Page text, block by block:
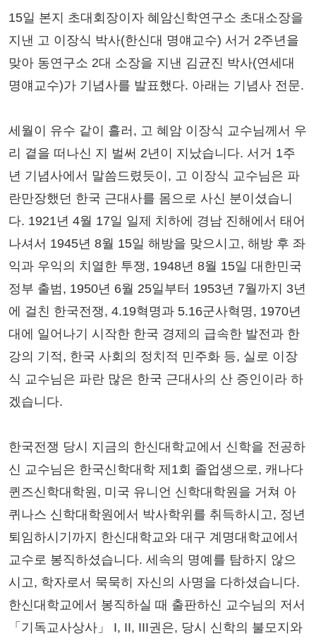
15일 본지 초대회장이자 혜암신학연구소 초대소장을
지낸 고 이장식 박사(한신대 명얘교수) 서거 2주년을
맞아 동연구소 2대 소장을 지낸 김균진 박사(연세대
명얘교수)가 기념사를 발표했다. 아래는 기념사 전문.
세월이 유수 같이 흘러, 고 혜암 이장식 교수님께서 우
리 곁을 떠나신 지 벌써 2년이 지났습니다. 서거 1주
년 기념사에서 말씀드렸듯이, 고 이장식 교수님은 파
란만장했던 한국 근대사를 몸으로 사신 분이셨습니
다. 1921년 4월 17일 일제 치하에 경남 진해에서 태어
나셔서 1945년 8월 15일 해방을 맞으시고, 해방 후 좌
익과 우익의 치열한 투쟁, 1948년 8월 15일 대한민국
정부 출범, 1950년 6월 25일부터 1953년 7월까지 3년
에 걸친 한국전쟁, 4.19혁명과 5.16군사혁명, 1970년
대에 일어나기 시작한 한국 경제의 급속한 발전과 한
강의 기적, 한국 사회의 정치적 민주화 등, 실로 이장
식 교수님은 파란 많은 한국 근대사의 산 증인이라 하
겠습니다.
한국전쟁 당시 지금의 한신대학교에서 신학을 전공하
신 교수님은 한국신학대학 제1회 졸업생으로, 캐나다
퀸즈신학대학원, 미국 유니언 신학대학원을 거쳐 아
퀴나스 신학대학원에서 박사학위를 취득하시고, 정년
퇴임하시기까지 한신대학교와 대구 계명대학교에서
교수로 봉직하셨습니다. 세속의 명예를 탐하지 않으
시고, 학자로서 묵묵히 자신의 사명을 다하셨습니다.
한신대학교에서 봉직하실 때 출판하신 교수님의 저서
「기독교사상사」 I, II, III권은, 당시 신학의 불모지와